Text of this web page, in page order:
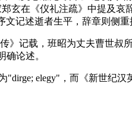
玄在《仪礼注疏》中提及哀
记述逝者生平，辞章则侧
》记载，班昭为丈夫曹世
论述。
elegy"，而《新世纪